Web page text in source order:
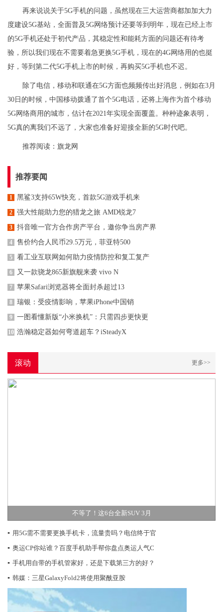
再来说说关于5G手机的问题，虽然现在三大运营商都加加大力
度建设5G基站，全面普及5G网络预计还要等到明年，现在已经上市
的5G手机还处于初代产品，其稳定性和能耗方面的问题还有待考
验，所以我们现在不需要着急更换5G手机，现在的4G网络用的也挺
好，等到第二代5G手机上市的时候，再购买5G手机也不迟。
除了电信，移动和联通在5G方面也频频传出好消息，例如在3月
30日的时候，中国移动拨通了首个5G电话，还将上海作为首个移动
5G网络商用的城市，估计在2021年实现全面覆盖。种种迹象表明，
5G真的离我们不远了，大家也准备好迎接全新的5G时代吧。
推荐阅读： 旗龙网
推荐要闻
1 黑鲨3支持65W快充，首款5G游戏手机来
2 强大性能助力您的猎龙之旅 AMD锐龙7
3 抖音唯一官方合作房产平台，邀你争当房产界
4 售价约合人民币29.5万元，菲亚特500
5 看工业互联网如何助力疫情防控和复工复产
6 又一款骁龙865新旗舰来袭 vivo N
7 苹果Safari浏览器将全面封杀超过13
8 瑞银：受疫情影响，苹果iPhone中国销
9 一图看懂新版“小米换机”：只需四步更快更
10 浩瀚稳定器如何弯道超车？iSteadyX
滚动 更多>>
不等了！这6台全新SUV 3月
▪ 用5G需不需要更换手机卡，流量贵吗？电信终于官
▪ 奥运CP你站谁？百度手机助手帮你盘点奥运人气C
▪ 手机用自带的手机管家好，还是下载第三方的好？
▪ 韩媒：三星GalaxyFold2将使用聚酰亚胺